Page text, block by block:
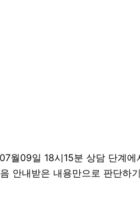
09일 18시15분 상담 단계
안내받은 내용만으로 판단하